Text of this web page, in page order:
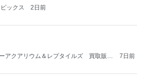
ックス 2日前
アクアリウム＆レプタイルズ 買取販売
7日前